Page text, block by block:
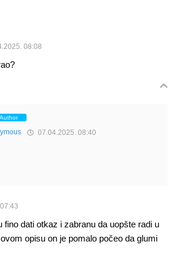
08:08
Author
07.04.2025. 08:40
fino dati otkaz i zabranu da uopšte radi u
opisu on je pomalo počeo da glumi